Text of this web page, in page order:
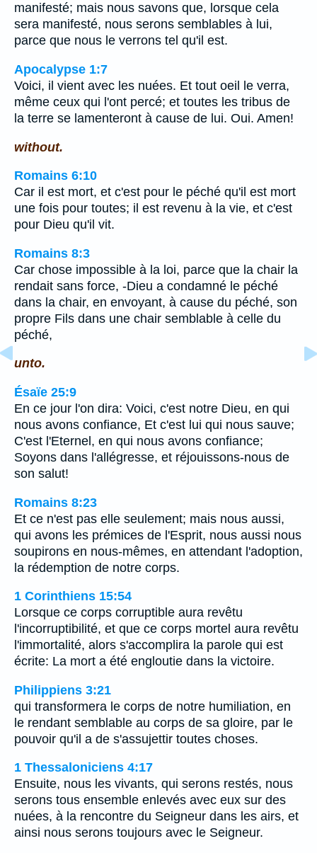
manifesté; mais nous savons que, lorsque cela
sera manifesté, nous serons semblables à lui,
parce que nous le verrons tel qu'il est.
Apocalypse 1:7
Voici, il vient avec les nuées. Et tout oeil le verra,
même ceux qui l'ont percé; et toutes les tribus de
la terre se lamenteront à cause de lui. Oui. Amen!
without.
Romains 6:10
Car il est mort, et c'est pour le péché qu'il est mort
une fois pour toutes; il est revenu à la vie, et c'est
pour Dieu qu'il vit.
Romains 8:3
Car chose impossible à la loi, parce que la chair la
rendait sans force, -Dieu a condamné le péché
dans la chair, en envoyant, à cause du péché, son
propre Fils dans une chair semblable à celle du
péché,
unto.
Ésaïe 25:9
En ce jour l'on dira: Voici, c'est notre Dieu, en qui
nous avons confiance, Et c'est lui qui nous sauve;
C'est l'Eternel, en qui nous avons confiance;
Soyons dans l'allégresse, et réjouissons-nous de
son salut!
Romains 8:23
Et ce n'est pas elle seulement; mais nous aussi,
qui avons les prémices de l'Esprit, nous aussi nous
soupirons en nous-mêmes, en attendant l'adoption,
la rédemption de notre corps.
1 Corinthiens 15:54
Lorsque ce corps corruptible aura revêtu
l'incorruptibilité, et que ce corps mortel aura revêtu
l'immortalité, alors s'accomplira la parole qui est
écrite: La mort a été engloutie dans la victoire.
Philippiens 3:21
qui transformera le corps de notre humiliation, en
le rendant semblable au corps de sa gloire, par le
pouvoir qu'il a de s'assujettir toutes choses.
1 Thessaloniciens 4:17
Ensuite, nous les vivants, qui serons restés, nous
serons tous ensemble enlevés avec eux sur des
nuées, à la rencontre du Seigneur dans les airs, et
ainsi nous serons toujours avec le Seigneur.